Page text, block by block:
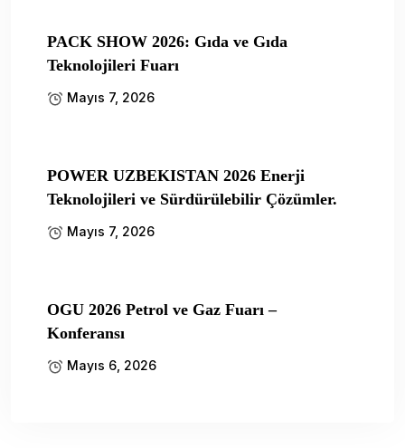
PACK SHOW 2026: Gıda ve Gıda
Teknolojileri Fuarı
Mayıs 7, 2026
POWER UZBEKISTAN 2026 Enerji
Teknolojileri ve Sürdürülebilir Çözümler.
Mayıs 7, 2026
OGU 2026 Petrol ve Gaz Fuarı –
Konferansı
Mayıs 6, 2026